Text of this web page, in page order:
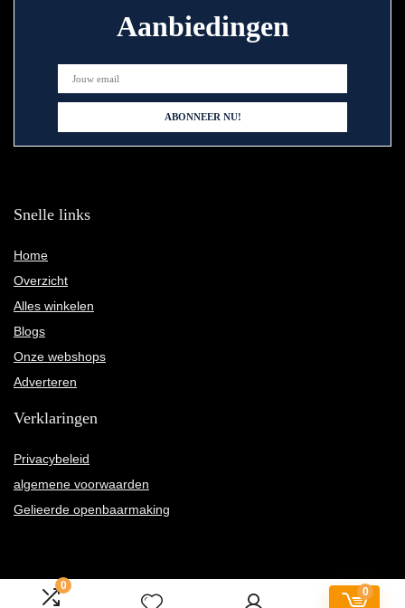
0
0
Aanbiedingen
Snelle links
Home
Overzicht
Alles winkelen
Blogs
Onze webshops
Adverteren
Verklaringen
Privacybeleid
algemene voorwaarden
Gelieerde openbaarmaking
2022 © Mrs-marsha.nl Alle rechten voorbehouden